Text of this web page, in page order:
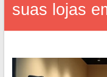
suas lojas